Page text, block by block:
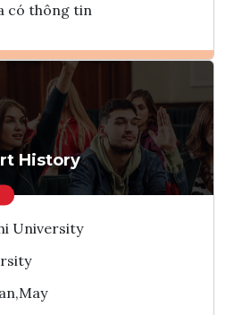
có thông tin
Ghi danh
Tham vấn Interlink
History
University